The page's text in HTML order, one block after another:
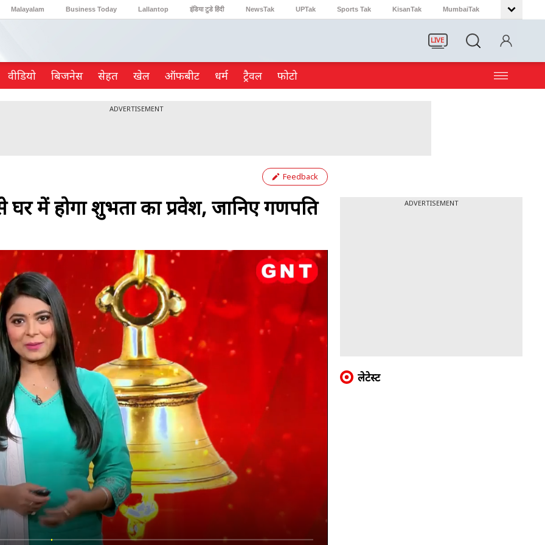
Malayalam Business Today Lallantop इंडिया टुडे हिंदी NewsTak UPTak Sports Tak KisanTak MumbaiTak
LIVE
वीडियो ब‍िजनेस सेहत खेल ऑफबीट धर्म ट्रैवल फोटो
ADVERTISEMENT
Feedback
में होगा शुभता का प्रवेश, जानिए गणपति
ADVERTISEMENT
लेटेस्ट